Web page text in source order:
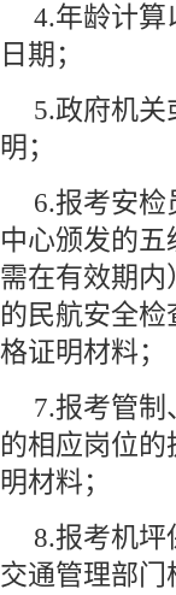
4.年龄计算
日期；
5.政府机
明；
6.报考安
中心颁发的
需在有效期内
的民航安全
格证明材料；
7.报考管
的相应岗位
明材料；
8.报考机
交通管理部